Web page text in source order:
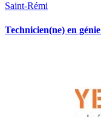
Saint-Rémi
Technicien(ne) en